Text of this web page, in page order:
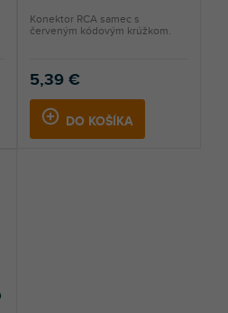
5,39 €
DO KOŠÍKA
Konektor RCA samec s
červeným kódovým krúžkom.